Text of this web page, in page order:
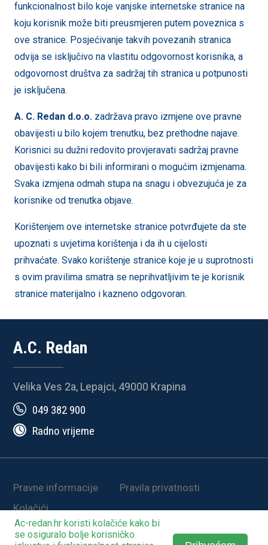
funkcionalnost bilo koje vanjske internetske stranice na
koju korisnik može biti preusmjeren putem poveznica s
ove stranice. Posjećivanje takvih povezanih stranica
odvija se isključivo na vlastitu odgovornost korisnika, a
odgovornost društva za sadržaj tih stranica u potpunosti
je isključena.
A. C. Redan d.o.o. zadržava pravo izmjene ove pravne
obavijesti u bilo kojem trenutku, bez prethodne najave.
Korisnici su dužni redovito provjeravati sadržaj pravne
obavijesti kako bi bili informirani o mogućim izmjenama.
Svaka izmjena odmah stupa na snagu i obvezujuća je za
korisnike od trenutka objave.
Korištenjem ove internetske stranice potvrđujete da ste
upoznati s uvjetima korištenja i da ih u cijelosti
prihvaćate. Svako korištenje stranice koje je u suprotnosti
s ovim pravilima smatra se neprihvatljivim te je korisnik
stranice materijalno i kazneno odgovoran.
Ac-redan.hr koristi kolačiće kako bi
se osiguralo bolje korisničko
A.C. Redan
Velika Ves 2a, Lepajci, 49000 Krapina
049 382 900
Radno vrijeme
Pravne informacije
Pravila privatnosti
Kolačići
© 2025-2026. | Development bySTO2